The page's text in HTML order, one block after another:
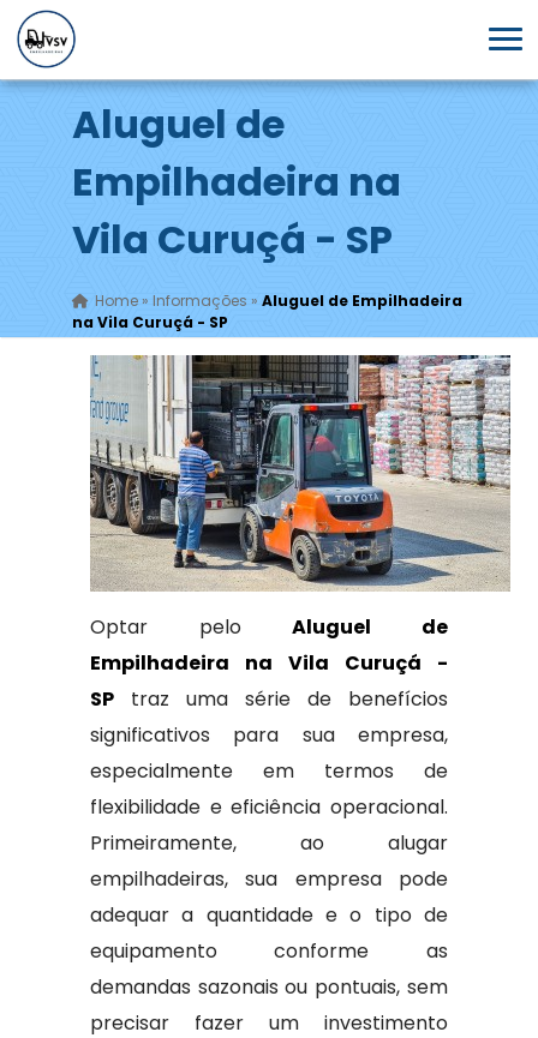
Aluguel de
Empilhadeira na
Vila Curuçá - SP
Home» Informações » Aluguel de Empilhadeira
na Vila Curuçá - SP
Optar peloAluguel de
Empilhadeira na Vila Curuçá -
SPtraz uma série de benefícios
significativos para sua empresa,
especialmente em termos de
flexibilidade e eficiência operacional.
Primeiramente, ao alugar
empilhadeiras, sua empresa pode
adequar a quantidade e o tipo de
equipamento conforme as
demandas sazonais ou pontuais, sem
precisar fazer um investimento